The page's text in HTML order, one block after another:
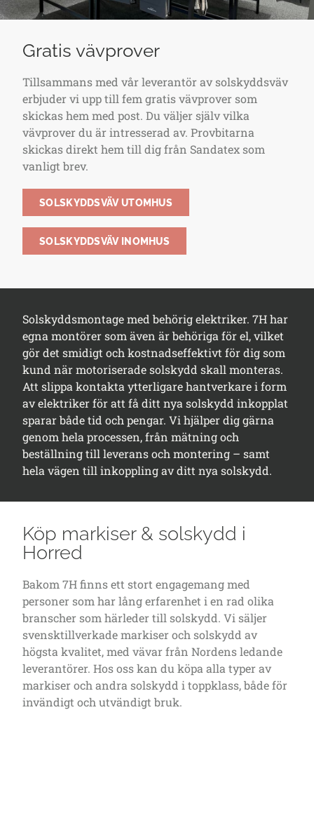
Gratis vävprover
Tillsammans med vår leverantör av solskyddsväv
erbjuder vi upp till fem gratis vävprover som
skickas hem med post. Du väljer själv vilka
vävprover du är intresserad av. Provbitarna
skickas direkt hem till dig från Sandatex som
vanligt brev.
SOLSKYDDSVÄV UTOMHUS
SOLSKYDDSVÄV INOMHUS
Solskyddsmontage med behörig elektriker. 7H har
egna montörer som även är behöriga för el, vilket
gör det smidigt och kostnadseffektivt för dig som
kund när motoriserade solskydd skall monteras.
Att slippa kontakta ytterligare hantverkare i form
av elektriker för att få ditt nya solskydd inkopplat
sparar både tid och pengar. Vi hjälper dig gärna
genom hela processen, från mätning och
beställning till leverans och montering – samt
hela vägen till inkoppling av ditt nya solskydd.
Köp markiser & solskydd i
Horred
Bakom 7H finns ett stort engagemang med
personer som har lång erfarenhet i en rad olika
branscher som härleder till solskydd. Vi säljer
svensktillverkade markiser och solskydd av
högsta kvalitet, med vävar från Nordens ledande
leverantörer. Hos oss kan du köpa alla typer av
markiser och andra solskydd i toppklass, både för
invändigt och utvändigt bruk.